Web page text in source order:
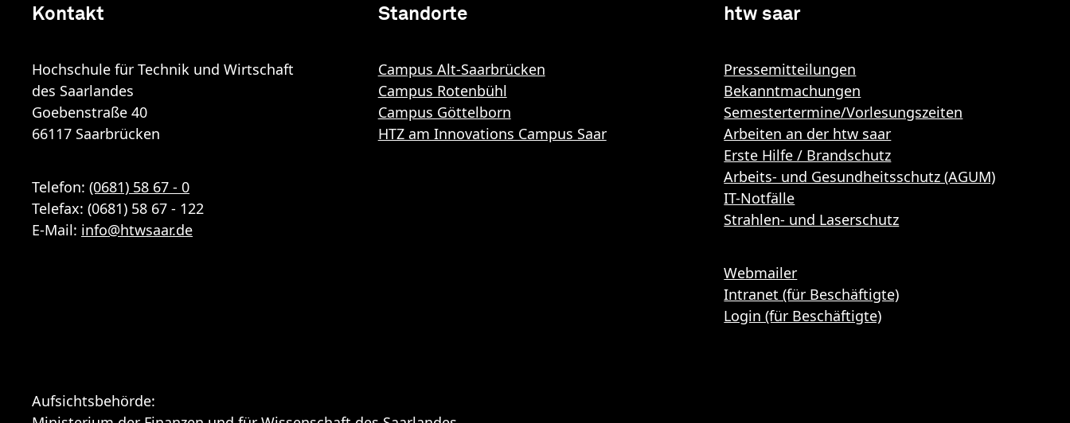
Kontakt
Hochschule für Technik und Wirtschaft
des Saarlandes
Goebenstraße 40
66117 Saarbrücken
Telefon: (0681) 58 67 - 0
Telefax: (0681) 58 67 - 122
E-Mail: info@htwsaar.de
Standorte
Campus Alt-Saarbrücken
Campus Rotenbühl
Campus Göttelborn
HTZ am Innovations Campus Saar
htw saar
Pressemitteilungen
Bekanntmachungen
Semestertermine/Vorlesungszeiten
Arbeiten an der htw saar
Erste Hilfe / Brandschutz
Arbeits- und Gesundheitsschutz (AGUM)
IT-Notfälle
Strahlen- und Laserschutz
Webmailer
Intranet (für Beschäftigte)
Login (für Beschäftigte)
Aufsichtsbehörde: